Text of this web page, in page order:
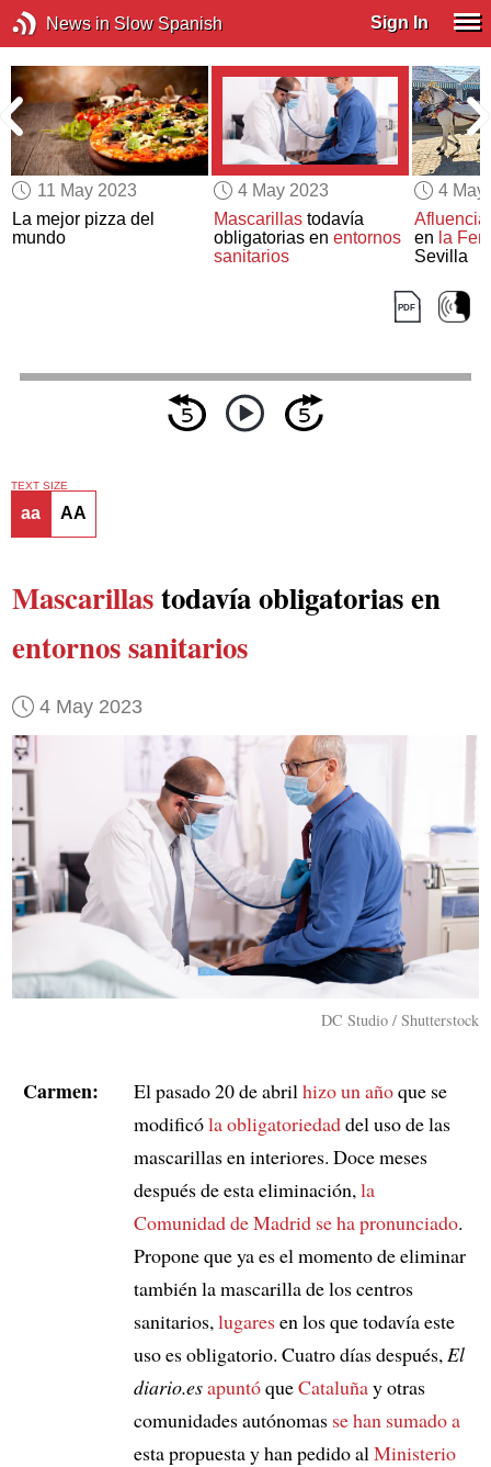
News in Slow Spanish Sign In
11 May 2023
La mejor pizza del
mundo
4 May 2023
Mascarillastodavía
obligatorias en entornos
sanitarios
4 May
Afluencia
en la
Sevilla
TEXT SIZE
aa AA
Mascarillastodavía obligatorias en
entornos sanitarios
4 May 2023
DC Studio / Shutterstock
Carmen: El pasado 20 de abril hizo un añoque se
modificóla obligatoriedaddel uso de las
mascarillas en interiores. Doce meses
después de esta eliminación, la
Comunidad de Madrid se ha pronunciado.
Propone que ya es el momento de eliminar
también la mascarilla de los centros
sanitarios, lugaresen los que todavía este
uso es obligatorio. Cuatro días después, El
diario.esapuntóqueCataluñay otras
comunidades autónomas se han sumado a
esta propuesta y han pedido al Ministerio